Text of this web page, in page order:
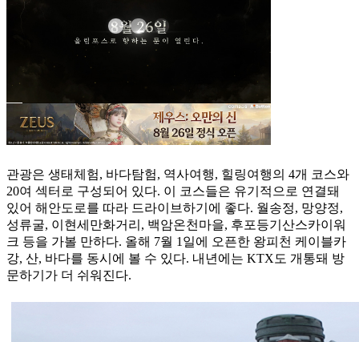
관광은 생태체험, 바다탐험, 역사여행, 힐링여행의 4개 코스와
20여 섹터로 구성되어 있다. 이 코스들은 유기적으로 연결돼
있어 해안도로를 따라 드라이브하기에 좋다. 월송정, 망양정,
성류굴, 이현세만화거리, 백암온천마을, 후포등기산스카이워
크 등을 가볼 만하다. 올해 7월 1일에 오픈한 왕피천 케이블카
강, 산, 바다를 동시에 볼 수 있다. 내년에는 KTX도 개통돼 방
문하기가 더 쉬워진다.